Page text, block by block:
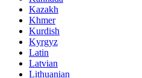
Kazakh
Khmer
Kurdish
Kyrgyz
Latin
Latvian
Lithuanian